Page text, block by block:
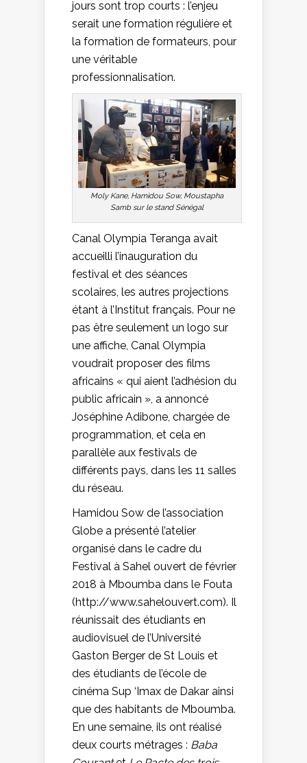
jours sont trop courts : l’enjeu
serait une formation régulière et
la formation de formateurs, pour
une véritable
professionnalisation.
Moly Kane, Hamidou Sow, Moustapha
Samb sur le stand Sénégal
Canal Olympia Teranga avait
accueilli l’inauguration du
festival et des séances
scolaires, les autres projections
étant à l’Institut français. Pour ne
pas être seulement un logo sur
une affiche, Canal Olympia
voudrait proposer des films
africains « qui aient l’adhésion du
public africain », a annoncé
Joséphine Adibone, chargée de
programmation, et cela en
parallèle aux festivals de
différents pays, dans les 11 salles
du réseau.
Hamidou Sow de l’association
Globe a présenté l’atelier
organisé dans le cadre du
Festival à Sahel ouvert de février
2018 à Mboumba dans le Fouta
(http://www.sahelouvert.com). Il
réunissait des étudiants en
audiovisuel de l’Université
Gaston Berger de St Louis et
des étudiants de l’école de
cinéma Sup ‘Imax de Dakar ainsi
que des habitants de Mboumba.
En une semaine, ils ont réalisé
deux courts métrages : Baba